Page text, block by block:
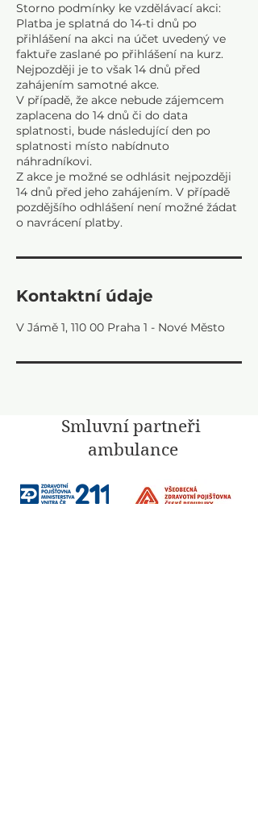
Storno podmínky ke vzdělávací akci:
Platba je splatná do 14-ti dnů po
přihlášení na akci na účet uvedený ve
faktuře zaslané po přihlášení na kurz.
Nejpozději je to však 14 dnů před
zahájením samotné akce.
V případě, že akce nebude zájemcem
zaplacena do 14 dnů či do data
splatnosti, bude následující den po
splatnosti místo nabídnuto
náhradníkovi.
Z akce je možné se odhlásit nejpozději
14 dnů před jeho zahájením. V případě
pozdějšího odhlášení není možné žádat
Kontaktní údaje
V Jámě 1, 110 00 Praha 1 - Nové Město
Smluvní partneři
ambulance